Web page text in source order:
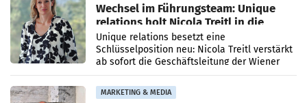
Wechsel im Führungsteam: Unique
relations holt Nicola Treitl in die
Geschäftsleitung
Unique relations besetzt eine
Schlüsselposition neu: Nicola Treitl verstärkt
ab sofort die Geschäftsleitung der Wiener
PR-Agentur an der Seite von Josef Kalina und
Anna Kalina-Mahr.
MARKETING & MEDIA